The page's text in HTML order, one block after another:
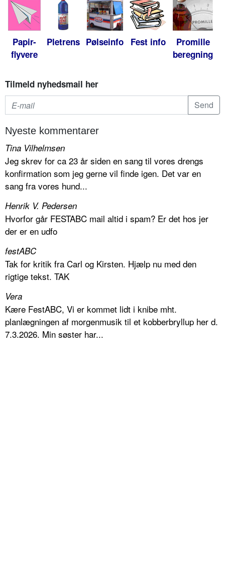
Papir-
flyvere
Pletrens Pølseinfo Fest info
Promille
beregning
Tilmeld nyhedsmail her
Nyeste kommentarer
Tina Vilhelmsen
Jeg skrev for ca 23 år siden en sang til vores drengs
konfirmation som jeg gerne vil finde igen. Det var en
sang fra vores hund...
Henrik V. Pedersen
Hvorfor går FESTABC mail altid i spam? Er det hos jer
der er en udfo
festABC
Tak for kritik fra Carl og Kirsten. Hjælp nu med den
rigtige tekst. TAK
Vera
Kære FestABC, Vi er kommet lidt i knibe mht.
planlægningen af morgenmusik til et kobberbryllup her d.
7.3.2026. Min søster har...